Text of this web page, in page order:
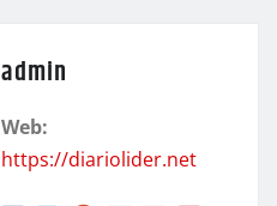
admin
Web:
https://diariolider.net